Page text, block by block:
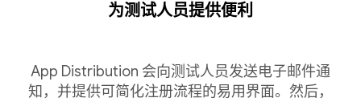
为测试人员提供便利
App Distribution 会向测试人员发送电子邮件通
知，并提供可简化注册流程的易用界面。然后，